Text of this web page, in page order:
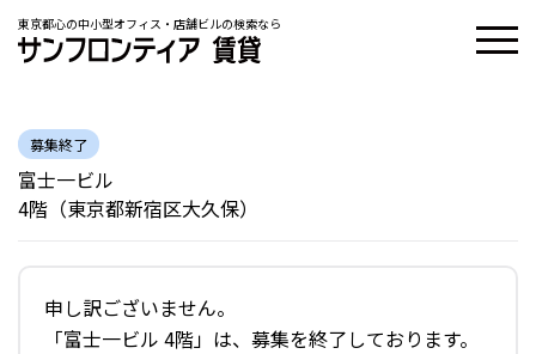
東京都心の中小型オフィス・店舗ビルの検索なら
募集終了
富士一ビル
4階（東京都新宿区大久保）
申し訳ございません。
「富士一ビル 4階」は、募集を終了しております。